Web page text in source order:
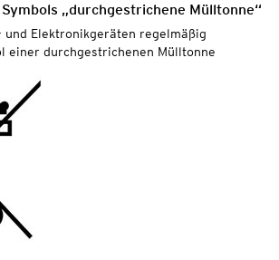
„durchgestrichene Mülltonne“
und Elektronikgeräten regelmäßig
einer durchgestrichenen Mülltonne